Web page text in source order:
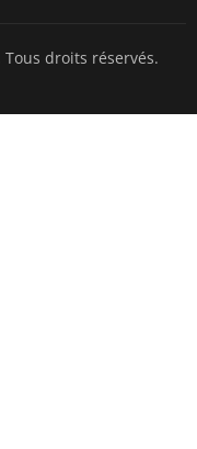
droits réservés.